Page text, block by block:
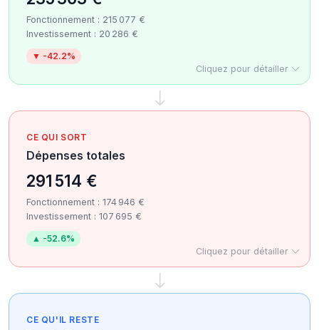
Fonctionnement : 215 077 €
Investissement : 20 286 €
▼ -42.2%
Cliquez pour détailler
CE QUI SORT
Dépenses totales
291 514 €
Fonctionnement : 174 946 €
Investissement : 107 695 €
▲ -52.6%
Cliquez pour détailler
CE QU'IL RESTE